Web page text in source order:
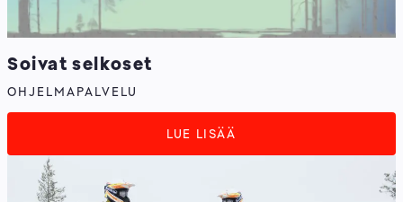
Soivat selkoset
OHJELMAPALVELU
LUE LISÄÄ